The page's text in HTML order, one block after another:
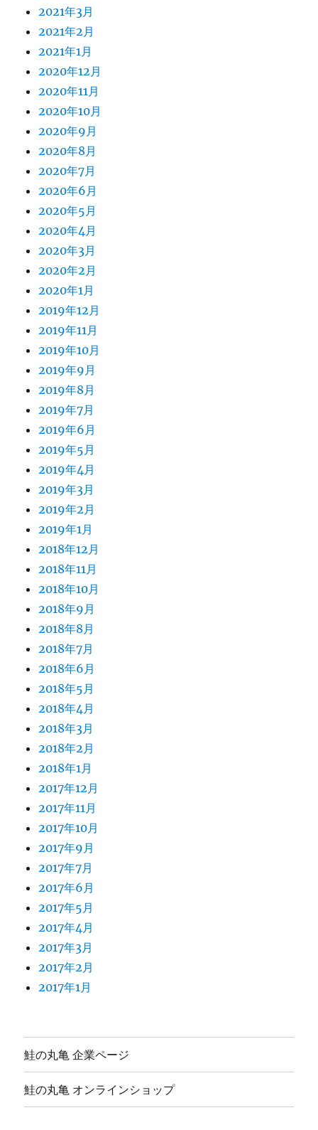
2021年3月
2021年2月
2021年1月
2020年12月
2020年11月
2020年10月
2020年9月
2020年8月
2020年7月
2020年6月
2020年5月
2020年4月
2020年3月
2020年2月
2020年1月
2019年12月
2019年11月
2019年10月
2019年9月
2019年8月
2019年7月
2019年6月
2019年5月
2019年4月
2019年3月
2019年2月
2019年1月
2018年12月
2018年11月
2018年10月
2018年9月
2018年8月
2018年7月
2018年6月
2018年5月
2018年4月
2018年3月
2018年2月
2018年1月
2017年12月
2017年11月
2017年10月
2017年9月
2017年7月
2017年6月
2017年5月
2017年4月
2017年3月
2017年2月
2017年1月
鮭の丸亀 企業ページ
鮭の丸亀 オンラインショップ